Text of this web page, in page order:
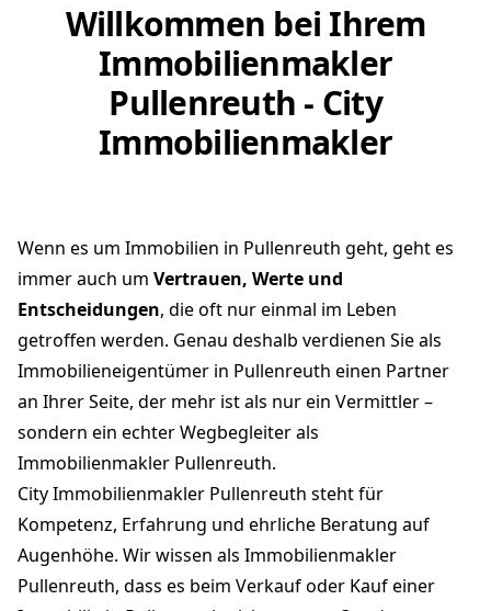
Willkommen bei Ihrem
Immobilienmakler
Pullenreuth - City
Immobilienmakler
Wenn es um Immobilien in Pullenreuth geht, geht es
immer auch um Vertrauen, Werte und
Entscheidungen, die oft nur einmal im Leben
getroffen werden. Genau deshalb verdienen Sie als
Immobilieneigentümer in Pullenreuth einen Partner
an Ihrer Seite, der mehr ist als nur ein Vermittler –
sondern ein echter Wegbegleiter als
Immobilienmakler Pullenreuth.
City Immobilienmakler Pullenreuth steht für
Kompetenz, Erfahrung und ehrliche Beratung auf
Augenhöhe. Wir wissen als Immobilienmakler
Pullenreuth, dass es beim Verkauf oder Kauf einer